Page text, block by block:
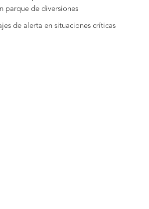
parque de diversiones
de alerta en situaciones críticas